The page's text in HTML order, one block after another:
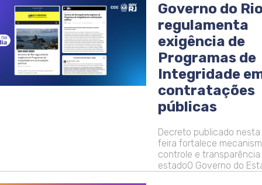
Governo do
regulamenta
exigência de
Programas de
Integridade
contratações
públicas
Decreto publicado
feira fortalece
controle e transparência
estadoO Governo do